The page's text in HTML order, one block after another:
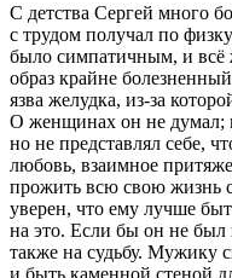
С детства Сергей много
с трудом получал по
было симпатичным, и всё
образ крайне
язва желудка, из-за
О женщинах он не думал;
но не представлял себе,
любовь, взаимное
прожить всю свою жизнь
уверен, что ему лучше
на это. Если бы он не был
также на судьбу. Мужику
и быть каменной стеной